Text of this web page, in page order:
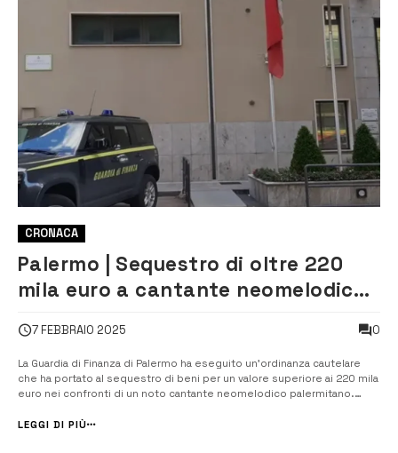
CRONACA
Palermo | Sequestro di oltre 220
mila euro a cantante neomelodico
reddito di cittadinanza
7 FEBBRAIO 2025 0
La Guardia di Finanza di Palermo ha eseguito un’ordinanza cautelare
che ha portato al sequestro di beni per un valore superiore ai 220 mila
euro nei confronti di un noto cantante neomelodico palermitano.
2° Nucleo Operativo Metropolitano, che ha ricostru...
LEGGI DI PIÙ